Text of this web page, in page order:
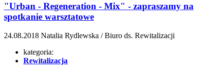
"Urban - Regeneration - Mix" - zapraszamy na
spotkanie warsztatowe
24.08.2018 Natalia Rydlewska / Biuro ds. Rewitalizacji
kategoria:
Rewitalizacja